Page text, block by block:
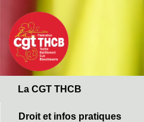
contenu
principal
La CGT THCB
Droit et infos pratiques